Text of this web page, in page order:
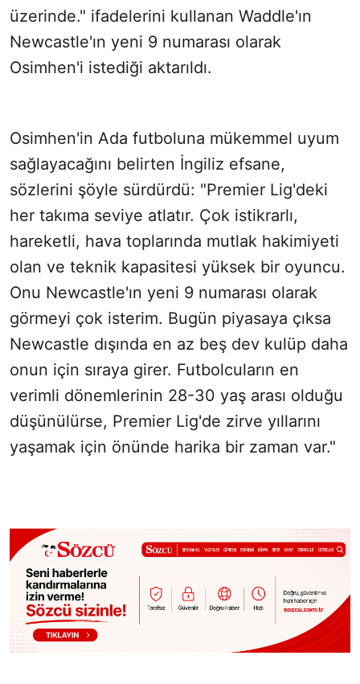
üzerinde." ifadelerini kullanan Waddle'ın
Newcastle'ın yeni 9 numarası olarak
Osimhen'i istediği aktarıldı.
Osimhen'in Ada futboluna mükemmel uyum
sağlayacağını belirten İngiliz efsane,
sözlerini şöyle sürdürdü: "Premier Lig'deki
her takıma seviye atlatır. Çok istikrarlı,
hareketli, hava toplarında mutlak hakimiyeti
olan ve teknik kapasitesi yüksek bir oyuncu.
Onu Newcastle'ın yeni 9 numarası olarak
görmeyi çok isterim. Bugün piyasaya çıksa
Newcastle dışında en az beş dev kulüp daha
onun için sıraya girer. Futbolcuların en
verimli dönemlerinin 28-30 yaş arası olduğu
düşünülürse, Premier Lig'de zirve yıllarını
yaşamak için önünde harika bir zaman var."